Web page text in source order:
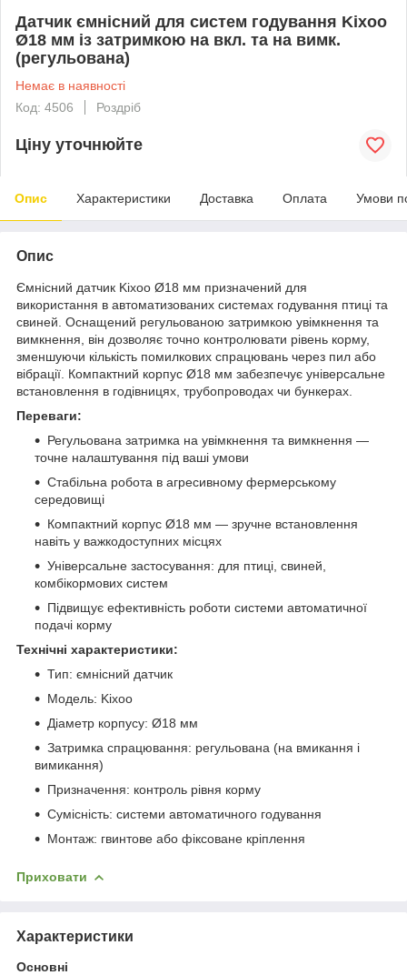
Датчик ємнісний для систем годування Kixoo
Ø18 мм із затримкою на вкл. та на вимк.
(регульована)
Немає в наявності
Код: 4506
Роздріб
Ціну уточнюйте
Опис Характеристики Доставка Оплата Умови
Опис
Ємнісний датчик Kixoo Ø18 мм призначений для
використання в автоматизованих системах годування птиці та
свиней. Оснащений регульованою затримкою увімкнення та
вимкнення, він дозволяє точно контролювати рівень корму,
зменшуючи кількість помилкових спрацювань через пил або
вібрації. Компактний корпус Ø18 мм забезпечує універсальне
встановлення в годівницях, трубопроводах чи бункерах.
Переваги:
Регульована затримка на увімкнення та вимкнення —
точне налаштування під ваші умови
Стабільна робота в агресивному фермерському
середовищі
Компактний корпус Ø18 мм — зручне встановлення
навіть у важкодоступних місцях
Універсальне застосування: для птиці, свиней,
комбікормових систем
Підвищує ефективність роботи системи автоматичної
подачі корму
Технічні характеристики:
Тип: ємнісний датчик
Модель: Kixoo
Діаметр корпусу: Ø18 мм
Затримка спрацювання: регульована (на вмикання і
вимикання)
Призначення: контроль рівня корму
Сумісність: системи автоматичного годування
Монтаж: гвинтове або фіксоване кріплення
Приховати
Характеристики
Основні